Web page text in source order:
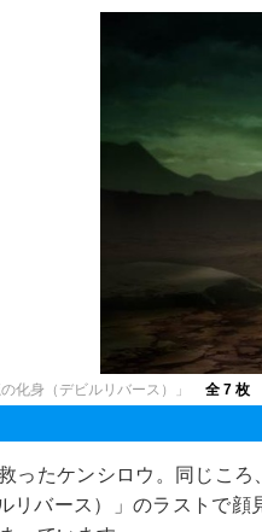
化身（デビルリバース）」 全 7 枚
ったケンシロウ。同じこ
リバース）」のラストで